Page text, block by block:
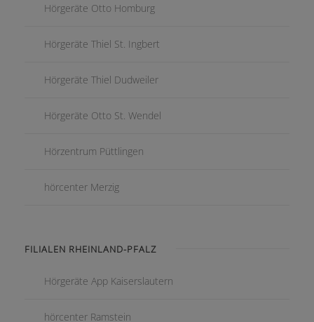
Hörgeräte Otto Homburg
Hörgeräte Thiel St. Ingbert
Hörgeräte Thiel Dudweiler
Hörgeräte Otto St. Wendel
Hörzentrum Püttlingen
hörcenter Merzig
FILIALEN RHEINLAND-PFALZ
Hörgeräte App Kaiserslautern
hörcenter Ramstein